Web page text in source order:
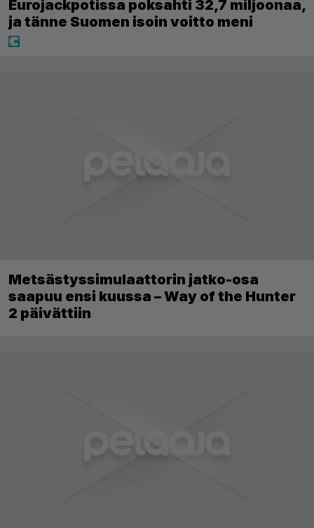
Eurojackpotissa poksahti 32,7 miljoonaa,
ja tänne Suomen isoin voitto meni
Metsästyssimulaattorin jatko-osa
saapuu ensi kuussa – Way of the Hunter
2 päivättiin